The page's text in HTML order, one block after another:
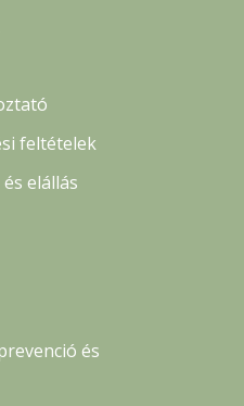
feltételek
elállás
és